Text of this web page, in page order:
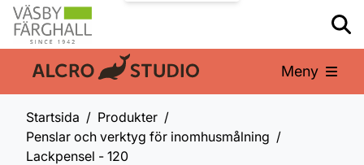
En del av: Meny
Startsida
Produkter
Penslar och verktyg för inomhusmålning
Lackpensel - 120